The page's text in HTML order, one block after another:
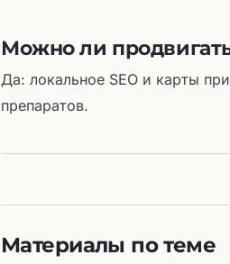
Можно ли
Да: локальное SEO и карты
препаратов.
Материалы по теме